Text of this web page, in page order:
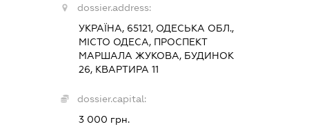
dossier.address:
УКРАЇНА, 65121, ОДЕСЬКА ОБЛ.,
МІСТО ОДЕСА, ПРОСПЕКТ
МАРШАЛА ЖУКОВА, БУДИНОК
26, КВАРТИРА 11
dossier.capital:
3 000 грн.